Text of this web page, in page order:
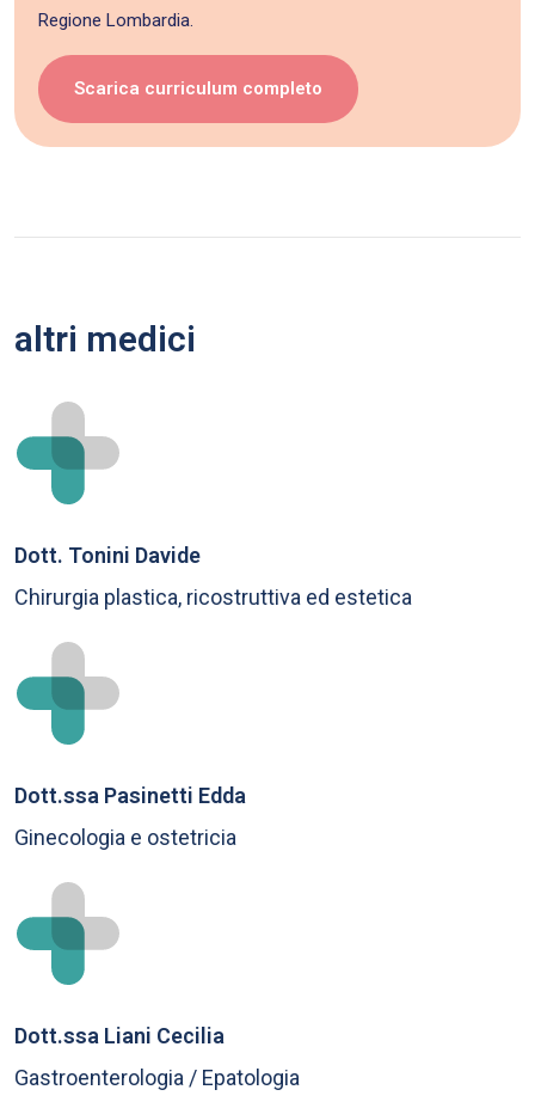
Regione Lombardia.
Scarica curriculum completo
altri medici
Dott. Tonini Davide
Chirurgia plastica, ricostruttiva ed estetica
Dott.ssa Pasinetti Edda
Ginecologia e ostetricia
Dott.ssa Liani Cecilia
Gastroenterologia / Epatologia